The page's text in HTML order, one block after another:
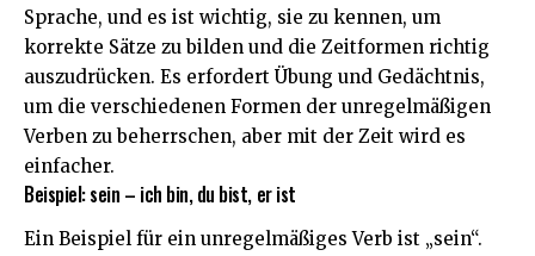
Sprache, und es ist wichtig, sie zu kennen, um
korrekte Sätze zu bilden und die Zeitformen richtig
auszudrücken. Es erfordert Übung und Gedächtnis,
um die verschiedenen Formen der unregelmäßigen
Verben zu beherrschen, aber mit der Zeit wird es
einfacher.
Beispiel: sein – ich bin, du bist, er ist
Ein Beispiel für ein unregelmäßiges Verb ist „sein“.